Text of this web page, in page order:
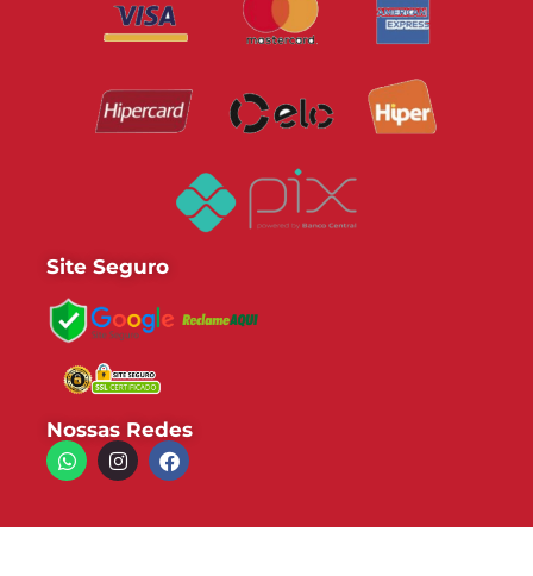
Site Seguro
Nossas Redes